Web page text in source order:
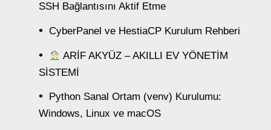
SSH Bağlantısını Aktif Etme
CyberPanel ve HestiaCP Kurulum Rehberi
ARİF AKYÜZ – AKILLI EV YÖNETİM
SİSTEMİ
Python Sanal Ortam (venv) Kurulumu:
Windows, Linux ve macOS